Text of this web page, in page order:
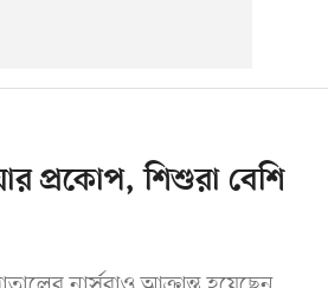
প্রকোপ, শিশুরা বেশি